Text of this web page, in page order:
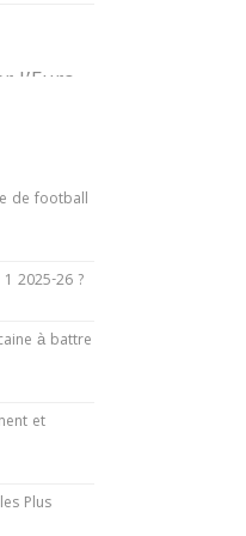
l’Euro
la
de
de football
2025-26 ?
à battre
et
Plus